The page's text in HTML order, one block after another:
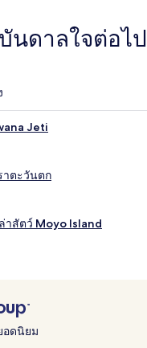
นดาลใจต่อไป
Jeti
าตะวันตก
าสัตว์ Moyo Island
อดนิยม